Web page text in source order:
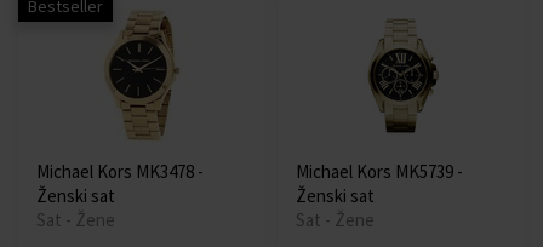
Bestseller
Michael Kors MK3478 -
Ženski sat
Sat - Žene
Michael Kors MK5739 -
Ženski sat
Sat - Žene